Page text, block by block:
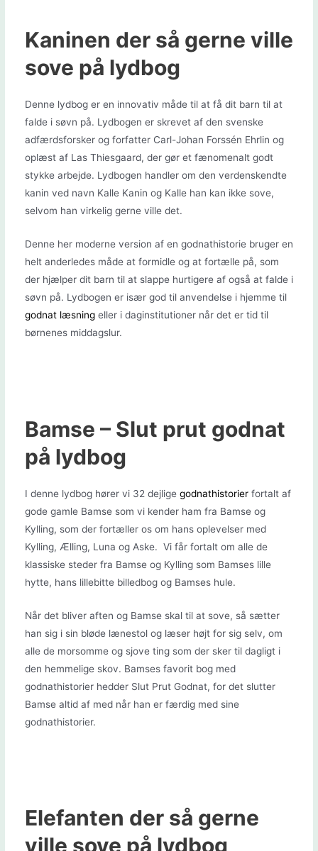
Kaninen der så gerne ville
sove på lydbog
Denne lydbog er en innovativ måde til at få dit barn til at
falde i søvn på. Lydbogen er skrevet af den svenske
adfærdsforsker og forfatter Carl-Johan Forssén Ehrlin og
oplæst af Las Thiesgaard, der gør et fænomenalt godt
stykke arbejde. Lydbogen handler om den verdenskendte
kanin ved navn Kalle Kanin og Kalle han kan ikke sove,
selvom han virkelig gerne ville det.
Denne her moderne version af en godnathistorie bruger en
helt anderledes måde at formidle og at fortælle på, som
der hjælper dit barn til at slappe hurtigere af også at falde i
søvn på. Lydbogen er især god til anvendelse i hjemme til
godnat læsningeller i daginstitutioner når det er tid til
børnenes middagslur.
Bamse – Slut prut godnat
på lydbog
I denne lydbog hører vi 32 dejlige godnathistorier fortalt af
gode gamle Bamse som vi kender ham fra Bamse og
Kylling, som der fortæller os om hans oplevelser med
Kylling, Ælling, Luna og Aske. Vi får fortalt om alle de
klassiske steder fra Bamse og Kylling som Bamses lille
hytte, hans lillebitte billedbog og Bamses hule.
Når det bliver aften og Bamse skal til at sove, så sætter
han sig i sin bløde lænestol og læser højt for sig selv, om
alle de morsomme og sjove ting som der sker til dagligt i
den hemmelige skov. Bamses favorit bog med
godnathistorier hedder Slut Prut Godnat, for det slutter
Bamse altid af med når han er færdig med sine
godnathistorier.
Elefanten der så gerne
ville sove på lydbog